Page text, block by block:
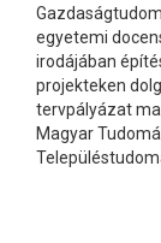
egyetemi
irodájában
projekteken
tervpályázat
Magyar